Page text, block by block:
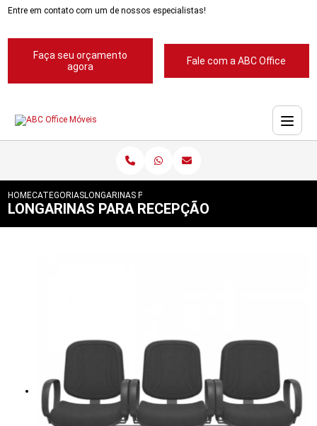
Entre em contato com um de nossos especialistas!
Faça seu orçamento
agora
Fale com a ABC Office
HOMECATEGORIASLONGARINAS PARA RECEPÇÃO
LONGARINAS PARA RECEPÇÃO